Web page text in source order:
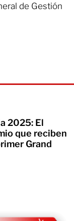
de Gestión
2025: El
que reciben
Grand